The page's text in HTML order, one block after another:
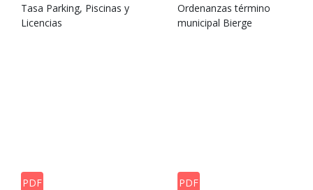
Tasa Parking, Piscinas y
Licencias
Ordenanzas término
municipal Bierge
PDF PDF